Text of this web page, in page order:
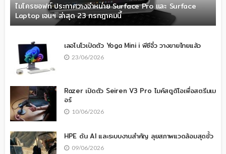
ไมโครซอฟท์ ประกาศวางจำหน่าย Surface Pro และ Surface
Laptop เจนฯ ล่าสุด 23 กรกฎาคมนี้
เลอโนโวเปิดตัว Yoga Mini i พีซีจิ๋ว วางขายไทยแล้ว
23/06/2026
Razer เปิดตัว Seiren V3 Pro ไมค์สตูดิโอเพื่อสตรีมเม
อร์
10/06/2026
HPE ดัน AI และระบบงานสำคัญ ลุยสภาพแวดล้อมสุดขั้ว
09/06/2026